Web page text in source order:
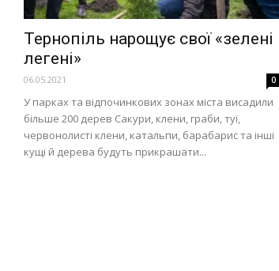
Тернопіль нарощує свої «зелені
легені»
06.05.2021 0
У парках та відпочинкових зонах міста висадили
більше 200 дерев Сакури, клени, граби, туї,
червонолисті клени, катальпи, барабарис та інші
кущі й дерева будуть прикрашати...